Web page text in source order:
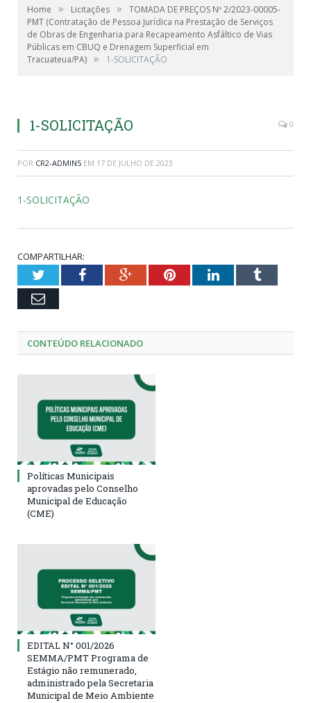
Home » Licitações »
TOMADA DE PREÇOS Nº 2/2023-00005-
PMT (Contratação de Pessoa Jurídica na Prestação de Serviços
de Obras de Engenharia para Recapeamento Asfáltico de Vias
Públicas em CBUQ e Drenagem Superficial em
Tracuateua/PA) » 1-SOLICITAÇÃO
1-SOLICITAÇÃO 0
POR CR2-ADMIN5 EM 17 DE JULHO DE 2023
1-SOLICITAÇÃO
COMPARTILHAR:
TwitterFacebookGoogle+PinterestLinkedInTumblr
Email
CONTEÚDO RELACIONADO
Políticas Municipais
aprovadas pelo Conselho
Municipal de Educação
(CME)
EDITAL N° 001/2026
SEMMA/PMT Programa de
Estágio não remunerado,
administrado pela Secretaria
Municipal de Meio Ambiente